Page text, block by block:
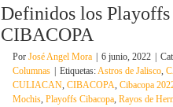
Definidos los Playoffs
CIBACOPA
Por José Angel Mora 6 junio, 2022
Columnas
Etiquetas:Astros de Jalisco,
CULIACAN, CIBACOPA, Cibacopa
Mochis, Playoffs Cibacopa, Rayos de